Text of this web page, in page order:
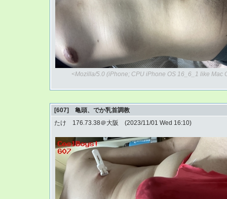
<Mozilla/5.0 (iPhone; CPU iPhone OS 16_6_1 like
[607] 亀頭、でか乳首調教
たけ 176.73.38＠大阪 (2023/11/01 Wed 16:10)